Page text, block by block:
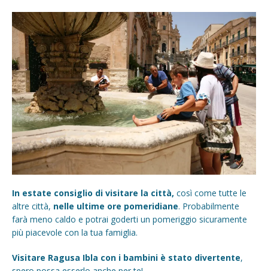
In estate consiglio di visitare la città, così come tutte le
altre città, nelle ultime ore pomeridiane. Probabilmente
farà meno caldo e potrai goderti un pomeriggio sicuramente
più piacevole con la tua famiglia.
Visitare Ragusa Ibla con i bambini è stato divertente,